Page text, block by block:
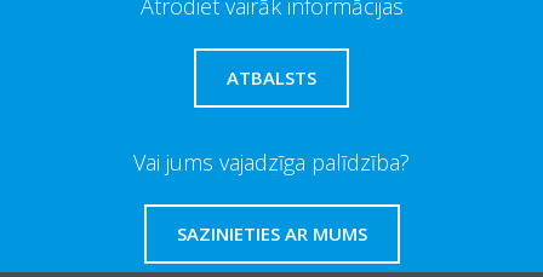
Atrodiet vairāk informācijas
ATBALSTS
Vai jums vajadzīga palīdzība?
SAZINIETIES AR MUMS